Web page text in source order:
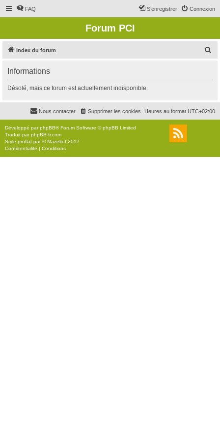
FAQ Connexion
S’enregistrer
Forum PCI
Index du forum
r
c
r
Informations
Désolé, mais ce forum est actuellement indisponible.
Heures au format UTC+02:00
Supprimer les cookies
Nous contacter
Développé parphpBB® Forum Software © phpBB Limited
Traduit parphpBB-fr.com
Style proflat par ©Mazeltof 2017
Confidentialité | Conditions